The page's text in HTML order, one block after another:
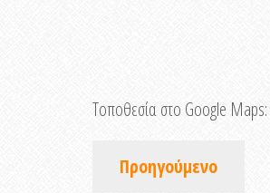
Τοποθεσία στο Google Maps:
Προηγούμενο